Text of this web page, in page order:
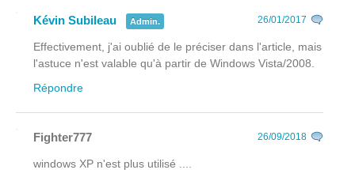
Kévin Subileau Admin. 26/01/2017
Effectivement, j'ai oublié de le préciser dans l'article, mais
l'astuce n'est valable qu'à partir de Windows Vista/2008.
Répondre
Fighter777 26/09/2018
windows XP n'est plus utilisé ....